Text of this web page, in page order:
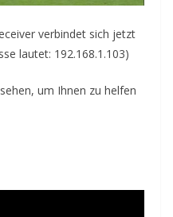
verbindet sich jetzt
lautet: 192.168.1.103)
um Ihnen zu helfen